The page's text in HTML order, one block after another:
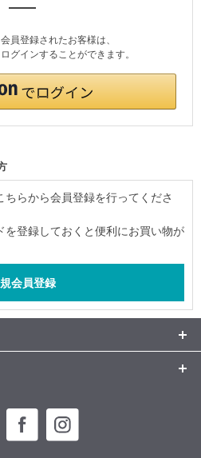
員登録されたお客様は、
グインすることができます。
らから会員登録を行ってくださ
を登録しておくと便利にお買い物が